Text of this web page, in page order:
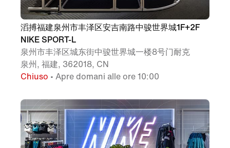
滔搏福建泉州市丰泽区安吉南路中骏世界城1F+2F
NIKE SPORT-L
泉州市丰泽区城东街中骏世界城一楼8号门耐克
泉州, 福建, 362018, CN
Chiuso • Apre domani alle ore 10:00